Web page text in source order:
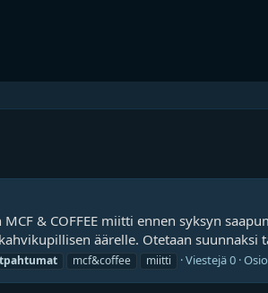
& COFFEE miitti ennen syksyn
äärelle. Otetaan suunnaksi
mcf&coffee miitti Viestejä 0 Osio